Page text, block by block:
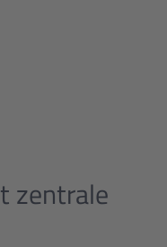
zentrale